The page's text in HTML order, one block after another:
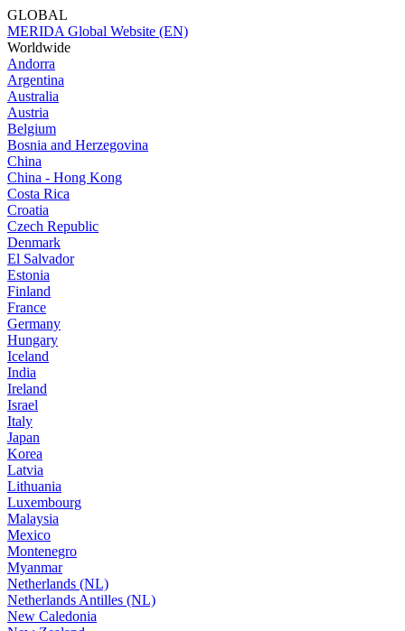
GLOBAL
MERIDA Global Website (EN)
Worldwide
Andorra
Argentina
Australia
Austria
Belgium
Bosnia and Herzegovina
China
China - Hong Kong
Costa Rica
Croatia
Czech Republic
Denmark
El Salvador
Estonia
Finland
France
Germany
Hungary
Iceland
India
Ireland
Israel
Italy
Japan
Korea
Latvia
Lithuania
Luxembourg
Malaysia
Mexico
Montenegro
Myanmar
Netherlands (NL)
Netherlands Antilles (NL)
New Caledonia